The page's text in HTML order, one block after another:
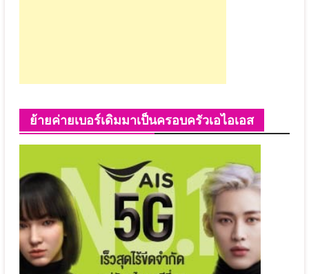
ย้ายค่ายเบอร์เดิมมาเป็นครอบครัวเอไอเอส